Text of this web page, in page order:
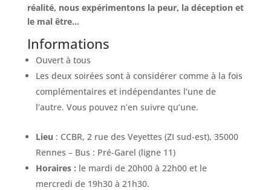
réalité, nous expérimentons la peur, la déception et
le mal être…
Informations
Ouvert à tous
Les deux soirées sont à considérer comme à la fois
complémentaires et indépendantes l’une de
l’autre. Vous pouvez n’en suivre qu’une.
Lieu : CCBR, 2 rue des Veyettes (ZI sud-est), 35000
Rennes – Bus : Pré-Garel (ligne 11)
Horaires : le mardi de 20h00 à 22h00 et le
mercredi de 19h30 à 21h30.